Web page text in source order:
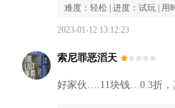
难度： 轻松 | 进度： 试玩 | 用
2023-01-12 13:12:23
索尼罪恶滔天
好家伙….11块钱…0.3折，